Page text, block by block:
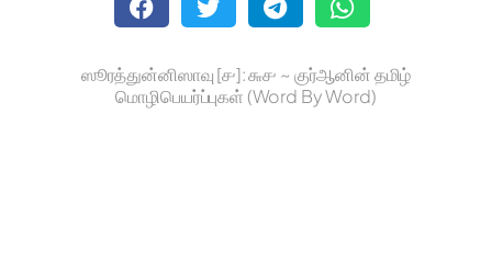
ஸூரத்துன்னிஸாவு [௪]: ௬௪ ~ குர்ஆனின் தமிழ்
மொழிபெயர்ப்புகள் (Word By Word)